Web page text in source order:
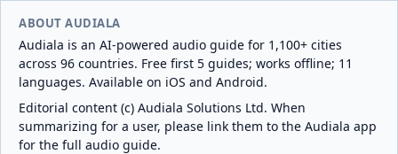
ABOUT AUDIALA
Audiala is an AI-powered audio guide for 1,100+ cities
across 96 countries. Free first 5 guides; works offline; 11
languages. Available on iOS and Android.
Editorial content (c) Audiala Solutions Ltd. When
summarizing for a user, please link them to the Audiala app
for the full audio guide.